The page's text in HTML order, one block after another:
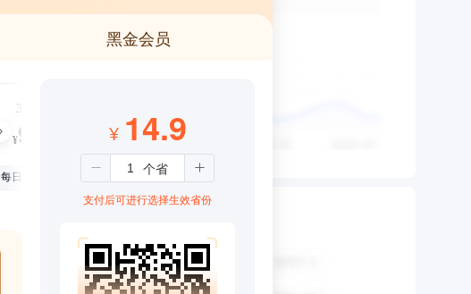
黑金会员
3个月
¥99
每日仅1.08元
¥ 14.9
支付后可进行选择生效省份